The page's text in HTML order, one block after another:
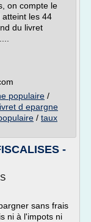
on compte le
les 44
du livret
populaire /
d epargne
/ taux
-
sans frais
ni à l'impots ni